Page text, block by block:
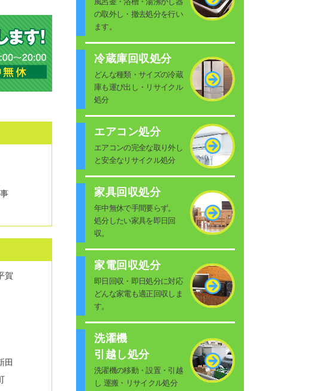
賀
田
の取外し・撤去処分を行い
ます。
冷蔵庫回収処分
どんな種類・サイズの冷蔵
庫も運び出し・リサイクル
処分
エアコン処分
エアコンの完全な取り外し
と安全なリサイクル処分
家具回収処分
年中無休で手間要らず。
処分したい家具を即日回
収。
家電回収処分
即日回収・即日処分に対応
どんな家電も適正回収しま
す。
洗濯機
引越し処分
洗濯機の移動・設置・引越
し 運搬・リサイクル処分